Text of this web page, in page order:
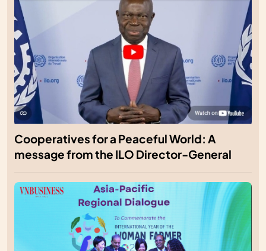
Cooperatives for a Peaceful World: A
message from the ILO Director-General